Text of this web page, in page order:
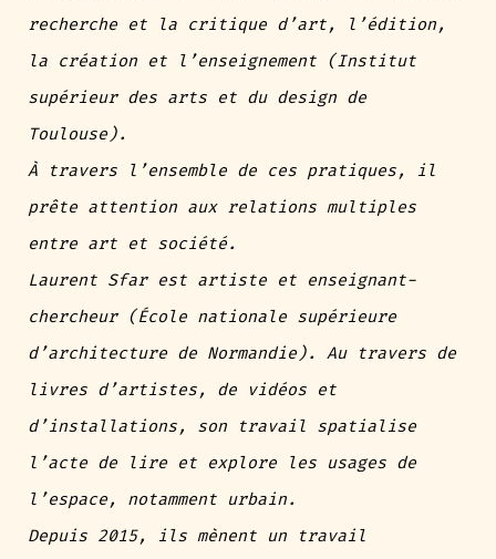
recherche et la critique d’art, l’édition,
la création et l’enseignement (Institut
supérieur des arts et du design de
Toulouse).
À travers l’ensemble de ces pratiques, il
prête attention aux relations multiples
entre art et société.
Laurent Sfar est artiste et enseignant-
chercheur (École nationale supérieure
d’architecture de Normandie). Au travers de
livres d’artistes, de vidéos et
d’installations, son travail spatialise
l’acte de lire et explore les usages de
l’espace, notamment urbain.
Depuis 2015, ils mènent un travail